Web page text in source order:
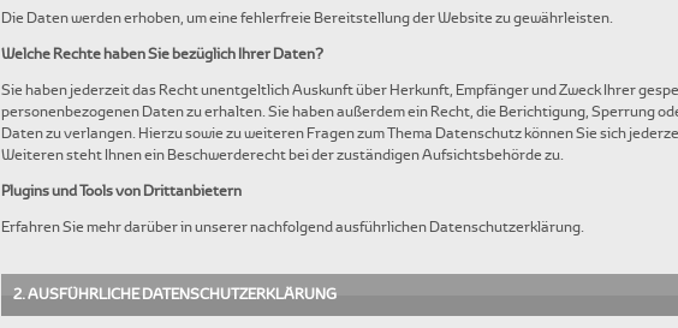
Die Daten werden erhoben, um eine fehlerfreie Bereitstellung der Website zu gewährleisten.
Welche Rechte haben Sie bezüglich Ihrer Daten?
Sie haben jederzeit das Recht unentgeltlich Auskunft über Herkunft, Empfänger und Zweck Ihrer
personenbezogenen Daten zu erhalten. Sie haben außerdem ein Recht, die Berichtigung, Sperrung
Daten zu verlangen. Hierzu sowie zu weiteren Fragen zum Thema Datenschutz können Sie sich
Weiteren steht Ihnen ein Beschwerderecht bei der zuständigen Aufsichtsbehörde zu.
Plugins und Tools von Drittanbietern
Erfahren Sie mehr darüber in unserer nachfolgend ausführlichen Datenschutzerklärung.
2. AUSFÜHRLICHE DATENSCHUTZERKLÄRUNG